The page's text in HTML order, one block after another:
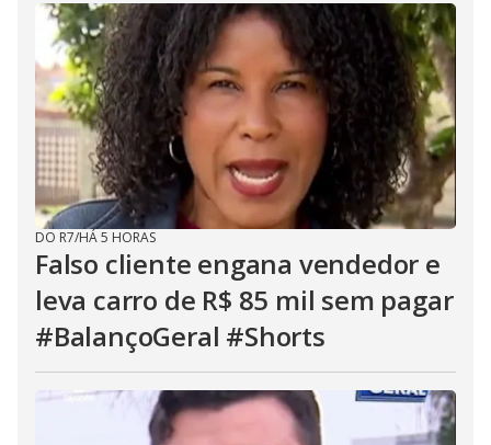
DO R7/HÁ 5 HORAS
Falso cliente engana vendedor e
leva carro de R$ 85 mil sem pagar
#BalançoGeral #Shorts